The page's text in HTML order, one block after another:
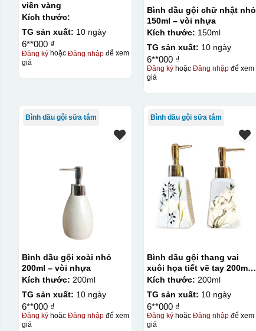
viền vàng
Kích thước:
TG sản xuất: 10 ngày
6**000 ₫
Đăng kýhoặc Đăng nhậpđể xem
giá
Bình dầu gội chữ nhật nhỏ
150ml – vòi nhựa
Kích thước: 150ml
TG sản xuất: 10 ngày
6**000 ₫
Đăng ký hoặcĐăng nhập để xem
giá
Bình dầu gội sữa tắm
Bình dầu gội xoài nhỏ
200ml – vòi nhựa
Kích thước: 200ml
TG sản xuất: 10 ngày
6**000 ₫
Đăng kýhoặc Đăng nhậpđể xem
giá
Bình dầu gội sữa tắm
Bình dầu gội thang vai
xuôi họa tiết vẽ tay 200ml-
vòi nhựa
Kích thước: 200ml
TG sản xuất: 10 ngày
6**000 ₫
Đăng ký hoặcĐăng nhập để xem
giá